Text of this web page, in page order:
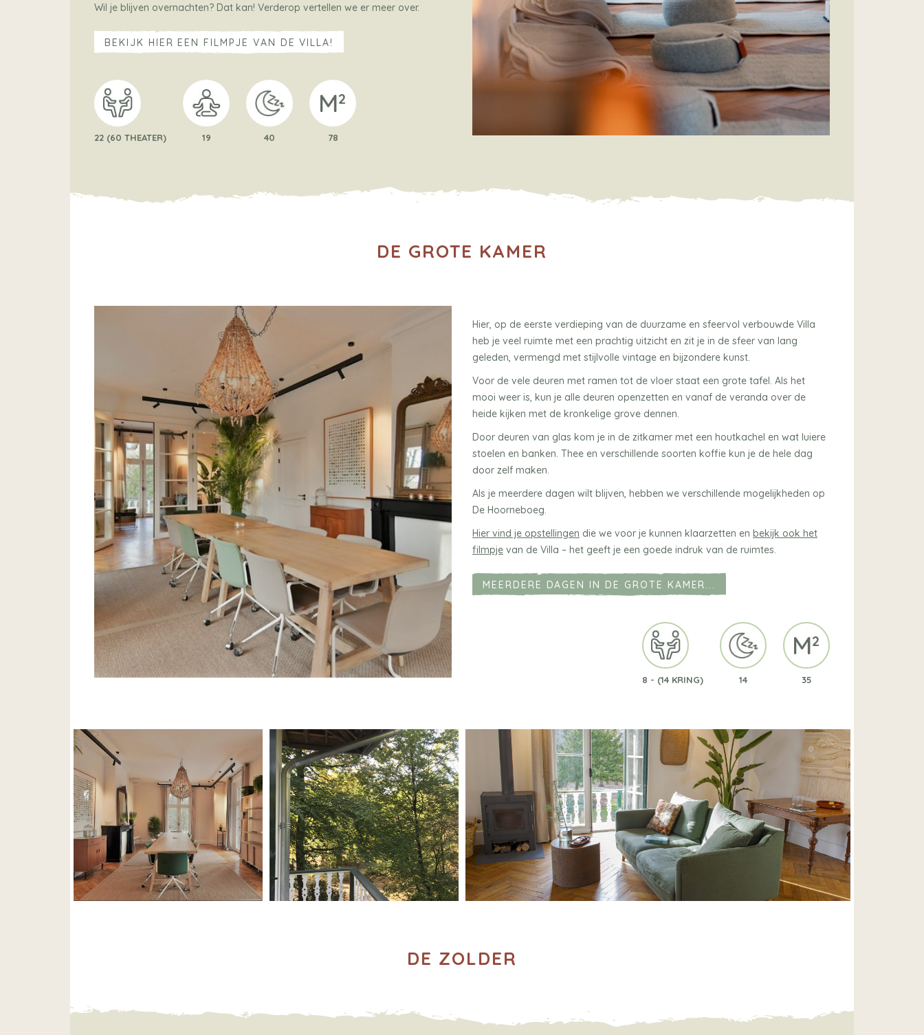
Wil je blijven overnachten? Dat kan! Verderop vertellen we er meer over.
BEKIJK HIER EEN FILMPJE VAN DE VILLA!
22 (60 THEATER) 19 40 78
DE GROTE KAMER
Hier, op de eerste verdieping van de duurzame en sfeervol verbouwde Villa
heb je veel ruimte met een prachtig uitzicht en zit je in de sfeer van lang
geleden, vermengd met stijlvolle vintage en bijzondere kunst.
Voor de vele deuren met ramen tot de vloer staat een grote tafel. Als het
mooi weer is, kun je alle deuren openzetten en vanaf de veranda over de
heide kijken met de kronkelige grove dennen.
Door deuren van glas kom je in de zitkamer met een houtkachel en wat luiere
stoelen en banken. Thee en verschillende soorten koffie kun je de hele dag
door zelf maken.
Als je meerdere dagen wilt blijven, hebben we verschillende mogelijkheden op
De Hoorneboeg.
Hier vind je opstellingen die we voor je kunnen klaarzetten en bekijk ook het
filmpje van de Villa – het geeft je een goede indruk van de ruimtes.
MEERDERE DAGEN IN DE GROTE KAMER...
8 - (14 KRING) 14 35
DE ZOLDER